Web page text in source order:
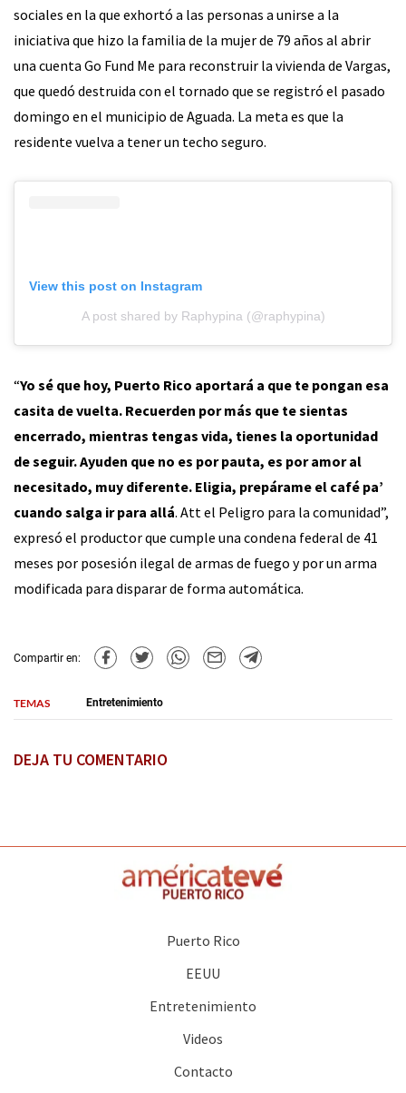
sociales en la que exhortó a las personas a unirse a la
iniciativa que hizo la familia de la mujer de 79 años al abrir
una cuenta Go Fund Me para reconstruir la vivienda de Vargas,
que quedó destruida con el tornado que se registró el pasado
domingo en el municipio de Aguada. La meta es que la
residente vuelva a tener un techo seguro.
View this post on Instagram
A post shared by Raphypina (@raphypina)
“Yo sé que hoy, Puerto Rico aportará a que te pongan esa
casita de vuelta. Recuerden por más que te sientas
encerrado, mientras tengas vida, tienes la oportunidad
de seguir. Ayuden que no es por pauta, es por amor al
necesitado, muy diferente. Eligia, prepárame el café pa’
cuando salga ir para allá. Att el Peligro para la comunidad”,
expresó el productor que cumple una condena federal de 41
meses por posesión ilegal de armas de fuego y por un arma
modificada para disparar de forma automática.
Compartir en:
TEMAS Entretenimiento
DEJA TU COMENTARIO
Puerto Rico
EEUU
Entretenimiento
Videos
Contacto